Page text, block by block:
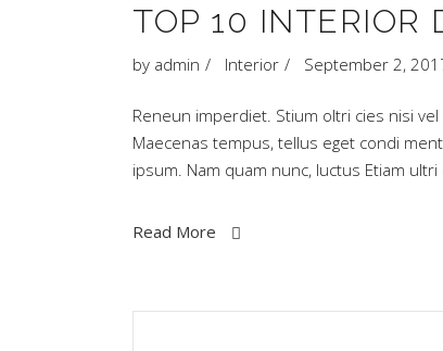
TOP 10 INTERIOR
by admin Interior September 2,
Reneun imperdiet. Stium oltri cies nisi
Maecenas tempus, tellus eget condi
ipsum. Nam quam nunc, luctus Etiam
Read More